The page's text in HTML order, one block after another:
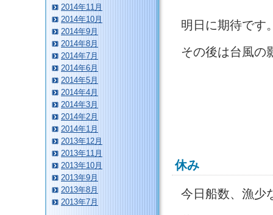
明日に期待です
その後は台風の
休み
今日船数、漁少
2014年11月
2014年10月
2014年9月
2014年8月
2014年7月
2014年6月
2014年5月
2014年4月
2014年3月
2014年2月
2014年1月
2013年12月
2013年11月
2013年10月
2013年9月
2013年8月
2013年7月